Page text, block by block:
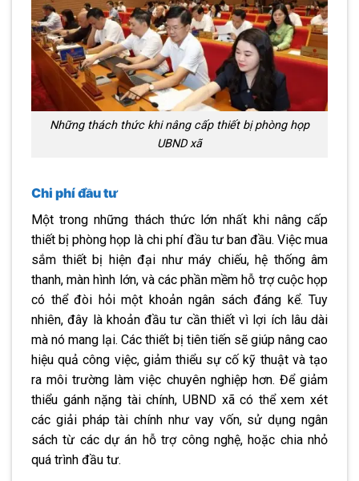
Những thách thức khi nâng cấp thiết bị phòng họp
UBND xã
Chi phí đầu tư
Một trong những thách thức lớn nhất khi nâng cấp
thiết bị phòng họp là chi phí đầu tư ban đầu. Việc mua
sắm thiết bị hiện đại như máy chiếu, hệ thống âm
thanh, màn hình lớn, và các phần mềm hỗ trợ cuộc họp
có thể đòi hỏi một khoản ngân sách đáng kể. Tuy
nhiên, đây là khoản đầu tư cần thiết vì lợi ích lâu dài
mà nó mang lại. Các thiết bị tiên tiến sẽ giúp nâng cao
hiệu quả công việc, giảm thiểu sự cố kỹ thuật và tạo
ra môi trường làm việc chuyên nghiệp hơn. Để giảm
thiểu gánh nặng tài chính, UBND xã có thể xem xét
các giải pháp tài chính như vay vốn, sử dụng ngân
sách từ các dự án hỗ trợ công nghệ, hoặc chia nhỏ
quá trình đầu tư.